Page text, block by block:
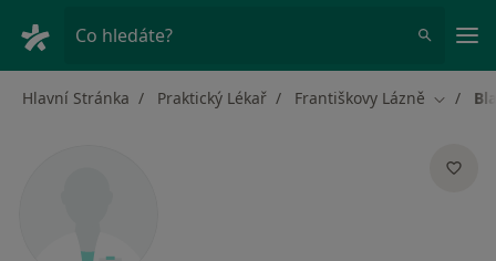
Co hledáte?
Hlavní Stránka Praktický Lékař Františkovy Lázně Změna